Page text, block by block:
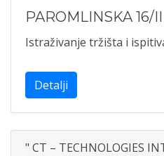
PAROMLINSKA 16/II
Istraživanje tržišta i
Detalji
" CT – TECHNOLOGIES